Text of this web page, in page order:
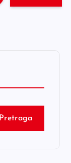
Pretraga